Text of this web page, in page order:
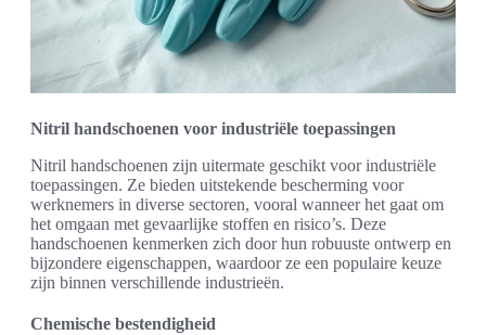
Nitril handschoenen voor industriële toepassingen
Nitril handschoenen zijn uitermate geschikt voor industriële
toepassingen. Ze bieden uitstekende bescherming voor
werknemers in diverse sectoren, vooral wanneer het gaat om
het omgaan met gevaarlijke stoffen en risico’s. Deze
handschoenen kenmerken zich door hun robuuste ontwerp en
bijzondere eigenschappen, waardoor ze een populaire keuze
zijn binnen verschillende industrieën.
Chemische bestendigheid